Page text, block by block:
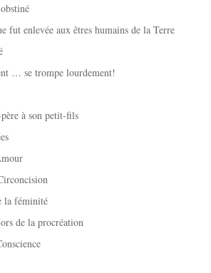
fut enlevée aux êtres humains de la Terre
… se trompe lourdement!
à son petit-fils
la féminité
de la procréation